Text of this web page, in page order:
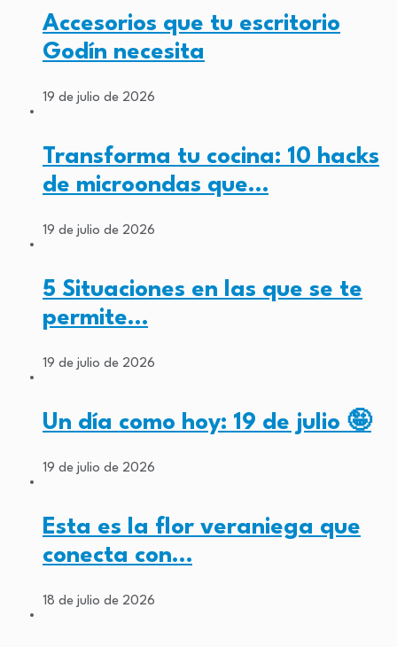
Accesorios que tu escritorio
Godín necesita
19 de julio de 2026
Transforma tu cocina: 10 hacks
de microondas que…
19 de julio de 2026
5 Situaciones en las que se te
permite…
19 de julio de 2026
Un día como hoy: 19 de julio 🤪
19 de julio de 2026
Esta es la flor veraniega que
conecta con…
18 de julio de 2026